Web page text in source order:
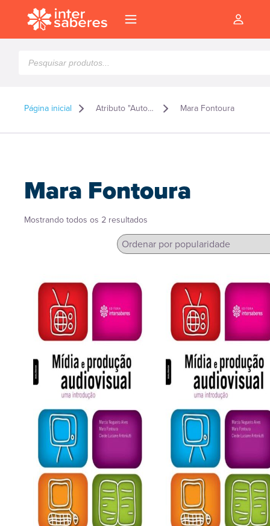
produtos
Página inicial Atributo "Autor" de produto Mara Fontoura
Mara Fontoura
Mostrando todos os 2 resultados
popularidade